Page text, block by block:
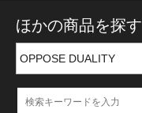
ほかの商品を探す